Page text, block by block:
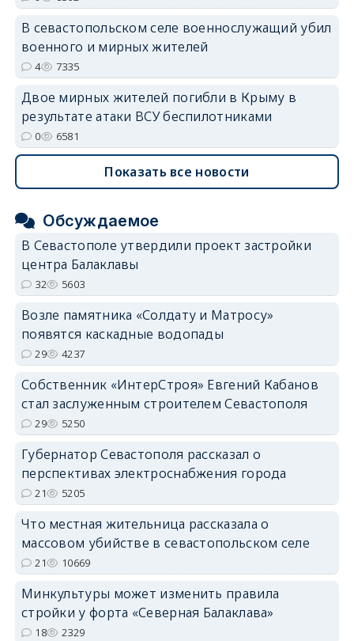
В севастопольском селе военнослужащий убил
военного и мирных жителей
4 7335
Двое мирных жителей погибли в Крыму в
результате атаки ВСУ беспилотниками
0 6581
Показать все новости
Обсуждаемое
В Севастополе утвердили проект застройки
центра Балаклавы
32 5603
Возле памятника «Солдату и Матросу»
появятся каскадные водопады
29 4237
Собственник «ИнтерСтроя» Евгений Кабанов
стал заслуженным строителем Севастополя
29 5250
Губернатор Севастополя рассказал о
перспективах электроснабжения города
21 5205
Что местная жительница рассказала о
массовом убийстве в севастопольском селе
21 10669
Минкультуры может изменить правила
стройки у форта «Северная Балаклава»
18 2329